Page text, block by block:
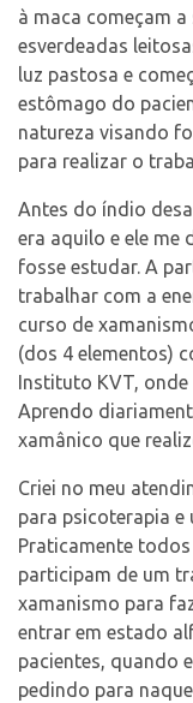
à maca começam
esverdeadas
luz pastosa e
estômago do
natureza visando
para realizar o
Antes do índio
era aquilo e ele me
fosse estudar. A
trabalhar com a
curso de
(dos 4 elementos)
Instituto KVT,
Aprendo
xamânico que
Criei no meu
para psicoterapia e
Praticamente
participam de um
xamanismo para
entrar em estado
pacientes, quando
pedindo para